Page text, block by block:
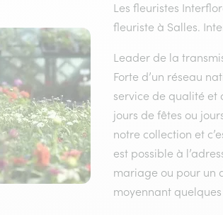
Les fleuristes
fleuriste à Salles.
Leader de la
Forte d’un réseau
service de qualité et
jours de fêtes ou
notre collection et
est possible à
mariage ou pour un
moyennant